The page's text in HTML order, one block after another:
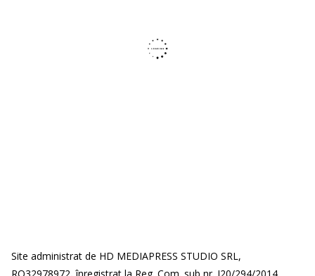
Site administrat de HD MEDIAPRESS STUDIO SRL,
RO32978972, înregistrat la Reg. Com. sub nr. J20/294/2014